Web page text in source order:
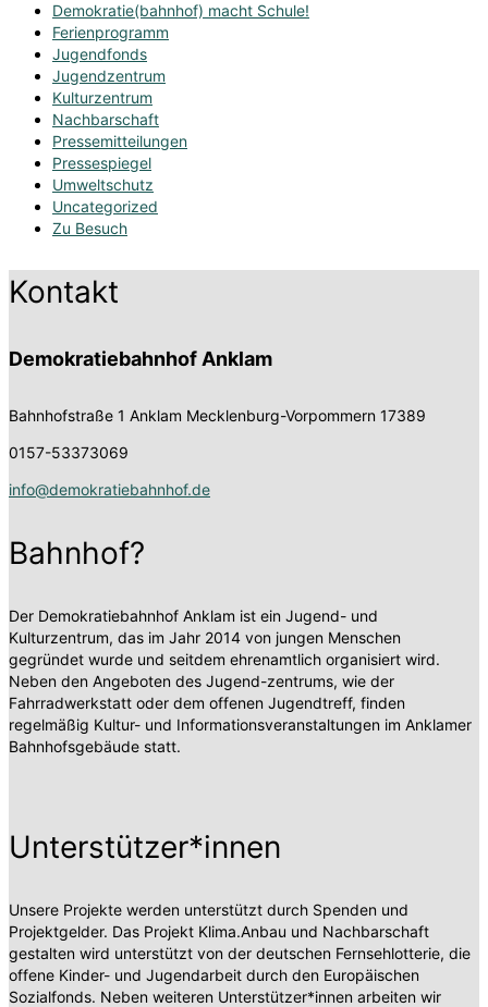
Demokratie(bahnhof) macht Schule!
Ferienprogramm
Jugendfonds
Jugendzentrum
Kulturzentrum
Nachbarschaft
Pressemitteilungen
Pressespiegel
Umweltschutz
Uncategorized
Zu Besuch
Kontakt
Demokratiebahnhof Anklam
Bahnhofstraße 1 Anklam Mecklenburg-Vorpommern 17389
0157-53373069
info@demokratiebahnhof.de
Bahnhof?
Der Demokratiebahnhof Anklam ist ein Jugend- und
Kulturzentrum, das im Jahr 2014 von jungen Menschen
gegründet wurde und seitdem ehrenamtlich organisiert wird.
Neben den Angeboten des Jugend-zentrums, wie der
Fahrradwerkstatt oder dem offenen Jugendtreff, finden
regelmäßig Kultur- und Informationsveranstaltungen im Anklamer
Bahnhofsgebäude statt.
Unterstützer*innen
Unsere Projekte werden unterstützt durch Spenden und
Projektgelder. Das Projekt Klima.Anbau und Nachbarschaft
gestalten wird unterstützt von der deutschen Fernsehlotterie, die
offene Kinder- und Jugendarbeit durch den Europäischen
Sozialfonds. Neben weiteren Unterstützer*innen arbeiten wir